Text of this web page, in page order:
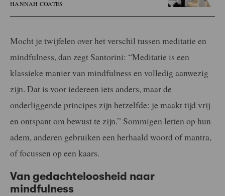
HANNAH COATES
Mocht je twijfelen over het verschil tussen meditatie en
mindfulness, dan zegt Santorini: “Meditatie is een
klassieke manier van mindfulness en volledig aanwezig
zijn. Dat is voor iedereen iets anders, maar de
onderliggende principes zijn hetzelfde: je maakt tijd vrij
en ontspant om bewust te zijn.” Sommigen letten op hun
adem, anderen gebruiken een herhaald woord of mantra,
of focussen op een kaars.
Van gedachteloosheid naar
mindfulness